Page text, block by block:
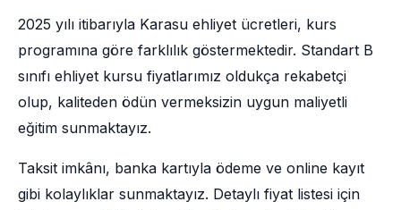
2025 yılı itibarıyla Karasu ehliyet ücretleri, kurs
programına göre farklılık göstermektedir. Standart B
sınıfı ehliyet kursu fiyatlarımız oldukça rekabetçi
olup, kaliteden ödün vermeksizin uygun maliyetli
eğitim sunmaktayız.
Taksit imkânı, banka kartıyla ödeme ve online kayıt
gibi kolaylıklar sunmaktayız. Detaylı fiyat listesi için